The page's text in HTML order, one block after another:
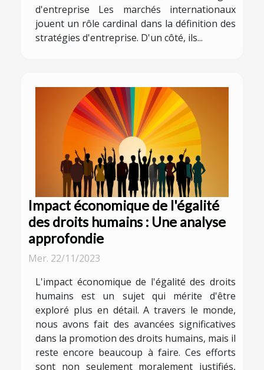
d'entreprise Les marchés internationaux
jouent un rôle cardinal dans la définition des
stratégies d'entreprise. D'un côté, ils...
Impact économique de l'égalité
des droits humains : Une analyse
approfondie
Mer. 22/11/2023
L'impact économique de l'égalité des droits
humains est un sujet qui mérite d'être
exploré plus en détail. A travers le monde,
nous avons fait des avancées significatives
dans la promotion des droits humains, mais il
reste encore beaucoup à faire. Ces efforts
sont non seulement moralement justifiés,